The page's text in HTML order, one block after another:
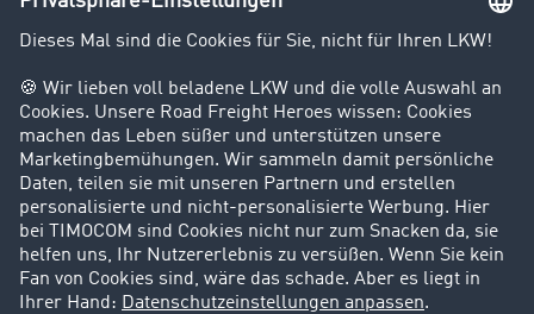
Kunden werben Kunden
Success Stories
Karriere
Support
Kontakt